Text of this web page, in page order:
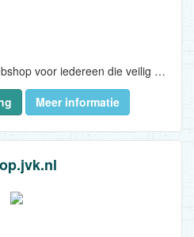
AlcoholslotAuto.nl is dé webshop voor iedereen die veilig verkeer serieus neemt. AlcoholslotAuto.nl levert alcoholsloten voor particulieren en bedrijven:
..
Meer informatie